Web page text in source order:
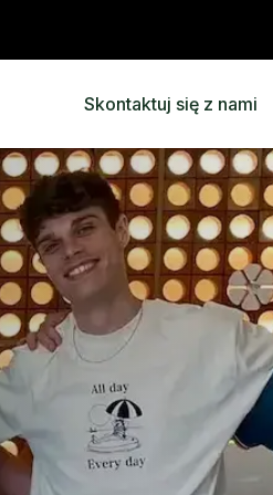
Skontaktuj się z nami